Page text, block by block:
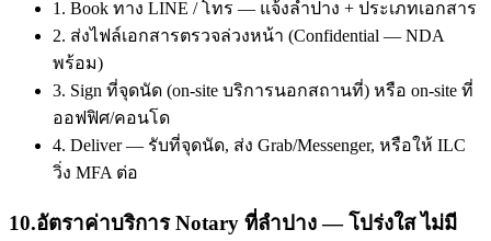
1. Book ทาง LINE / โทร — แจ้งลำปาง + ประเภทเอกสาร
2. ส่งไฟล์เอกสารตรวจล่วงหน้า (Confidential — NDA
พร้อม)
3. Sign ที่จุดนัด (on-site บริการนอกสถานที่) หรือ on-site ที่
ออฟฟิศ/คอนโด
4. Deliver — รับที่จุดนัด, ส่ง Grab/Messenger, หรือให้ ILC
วิ่ง MFA ต่อ
10.อัตราค่าบริการ Notary ที่ลำปาง — โปร่งใส ไม่มี